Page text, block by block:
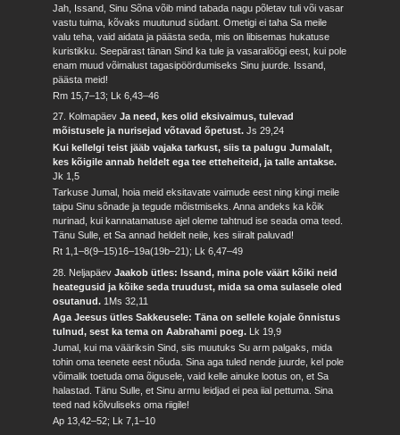
Jah, Issand, Sinu Sõna võib mind tabada nagu põletav tuli või vasar
vastu tuima, kõvaks muutunud südant. Ometigi ei taha Sa meile
valu teha, vaid aidata ja päästa seda, mis on libisemas hukatuse
kuristikku. Seepärast tänan Sind ka tule ja vasaralöögi eest, kui pole
enam muud võimalust tagasipöördumiseks Sinu juurde. Issand,
päästa meid!
Rm 15,7–13; Lk 6,43–46
27. KolmapäevJa need, kes olid eksivaimus, tulevad
mõistusele ja nurisejad võtavad õpetust.Js 29,24
Kui kellelgi teist jääb vajaka tarkust, siis ta palugu Jumalalt,
kes kõigile annab heldelt ega tee etteheiteid, ja talle antakse.
Jk 1,5
Tarkuse Jumal, hoia meid eksitavate vaimude eest ning kingi meile
taipu Sinu sõnade ja tegude mõistmiseks. Anna andeks ka kõik
nurinad, kui kannatamatuse ajel oleme tahtnud ise seada oma teed.
Tänu Sulle, et Sa annad heldelt neile, kes siiralt paluvad!
Rt 1,1–8(9–15)16–19a(19b–21); Lk 6,47–49
28. NeljapäevJaakob ütles: Issand, mina pole väärt kõiki neid
heategusid ja kõike seda truudust, mida sa oma sulasele oled
osutanud. 1Ms 32,11
Aga Jeesus ütles Sakkeusele: Täna on sellele kojale õnnistus
tulnud, sest ka tema on Aabrahami poeg. Lk 19,9
Jumal, kui ma vääriksin Sind, siis muutuks Su arm palgaks, mida
tohin oma teenete eest nõuda. Sina aga tuled nende juurde, kel pole
võimalik toetuda oma õigusele, vaid kelle ainuke lootus on, et Sa
halastad. Tänu Sulle, et Sinu armu leidjad ei pea iial pettuma. Sina
teed nad kõlvuliseks oma riigile!
Ap 13,42–52; Lk 7,1–10